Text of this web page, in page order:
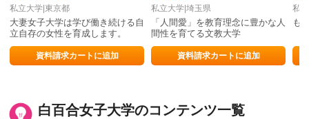
私立大学|東京都
大妻女子大学は学び働き続ける自
立自存の女性を育成します。
資料請求カートに追加
私立大学|埼玉県
「人間愛」を教育理念に豊かな人
間性を育てる文教大学
資料請求カートに追加
私
も
白百合女子大学のコンテンツ一覧